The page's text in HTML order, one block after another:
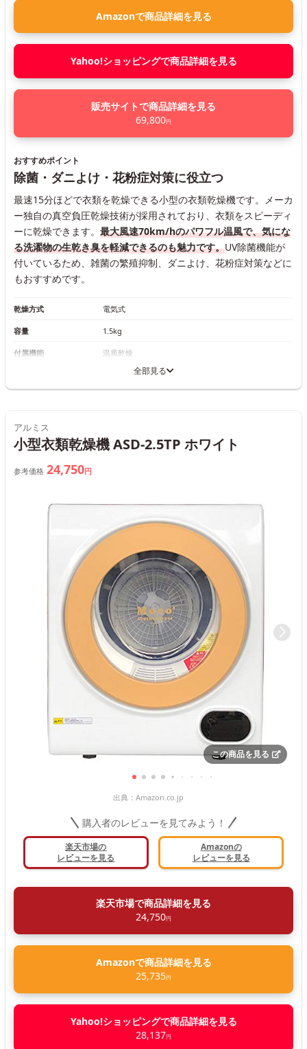
Amazonで商品詳細を見る
Yahoo!ショッピングで商品詳細を見る
販売サイトで商品詳細を見る
69,800円
おすすめポイント
除菌・ダニよけ・花粉症対策に役立つ
最速15分ほどで衣類を乾燥できる小型の衣類乾燥機です。メーカ
ー独自の真空負圧乾燥技術が採用されており、衣類をスピーディ
ーに乾燥できます。 最大風速70km/hのパワフル温風で、気にな
る洗濯物の生乾き臭を軽減できるのも魅力です。UV除菌機能が
付いているため、雑菌の繁殖抑制、ダニよけ、花粉症対策などに
もおすすめです。
乾燥方式 電気式
容量 1.5kg
付属機能 温風乾燥
全部見る
アルミス
小型衣類乾燥機 ASD-2.5TP ホワイト
参考価格 24,750円
この商品を見る
出典： Amazon.co.jp
購入者のレビューを見てみよう！
楽天市場の
レビューを見る
Amazonの
レビューを見る
楽天市場で商品詳細を見る
24,750円
Amazonで商品詳細を見る
25,735円
Yahoo!ショッピングで商品詳細を見る
28,137円